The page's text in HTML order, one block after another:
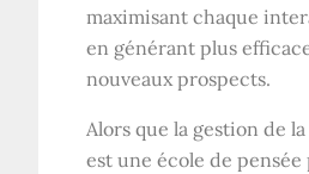
maximisant chaque
en générant plus
nouveaux prospects.
Alors que la gestion de
est une école de pensée